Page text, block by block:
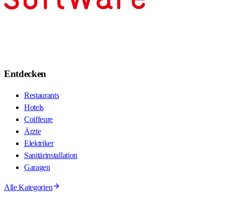
Entdecken
Restaurants
Hotels
Coiffeure
Ärzte
Elektriker
Sanitärinstallation
Garagen
Alle Kategorien